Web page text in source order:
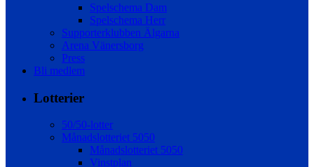
Spelschema Dam
Spelschema Herr
Supporterklubben Älgarna
Arena Vänersborg
Press
Bli medlem
Lotterier
50/50-lotter
Månadslotteriet 5050
Månadslotteriet 5050
Vinstplan